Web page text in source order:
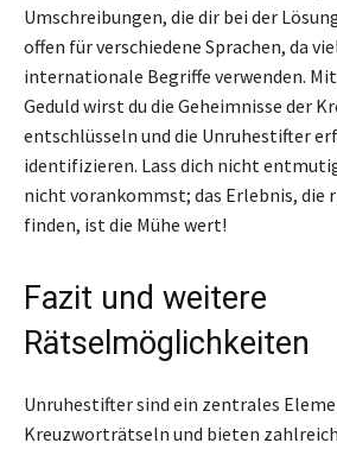
Umschreibungen, die dir bei der
offen für verschiedene Sprachen, da
internationale Begriffe verwenden.
Geduld wirst du die Geheimnisse der
entschlüsseln und die Unruhestifter
identifizieren. Lass dich nicht
nicht vorankommst; das Erlebnis, die
finden, ist die Mühe wert!
Fazit und weitere
Rätselmöglichkeiten
Unruhestifter sind ein zentrales
Kreuzworträtseln und bieten